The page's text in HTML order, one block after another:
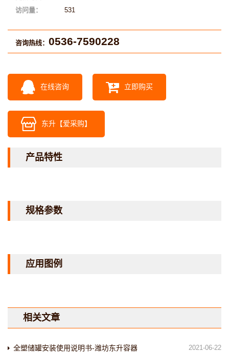
访问量：
531
咨询热线： 0536-7590228
在线咨询 立即购买
东升【爱采购】
产品特性
规格参数
应用图例
相关文章
2021-06-22
全塑储罐安装使用说明书-潍坊东升容器